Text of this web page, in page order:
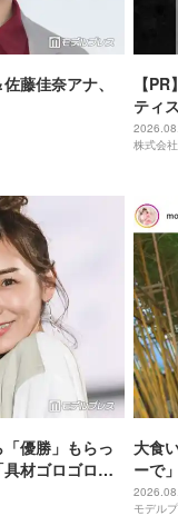
藤佳奈アナ、
【
ティ
2026
定
株式会
優勝」もらっ
材ゴロゴロで
隠し味」と反
大食
ーで
「ス
さん
モデル